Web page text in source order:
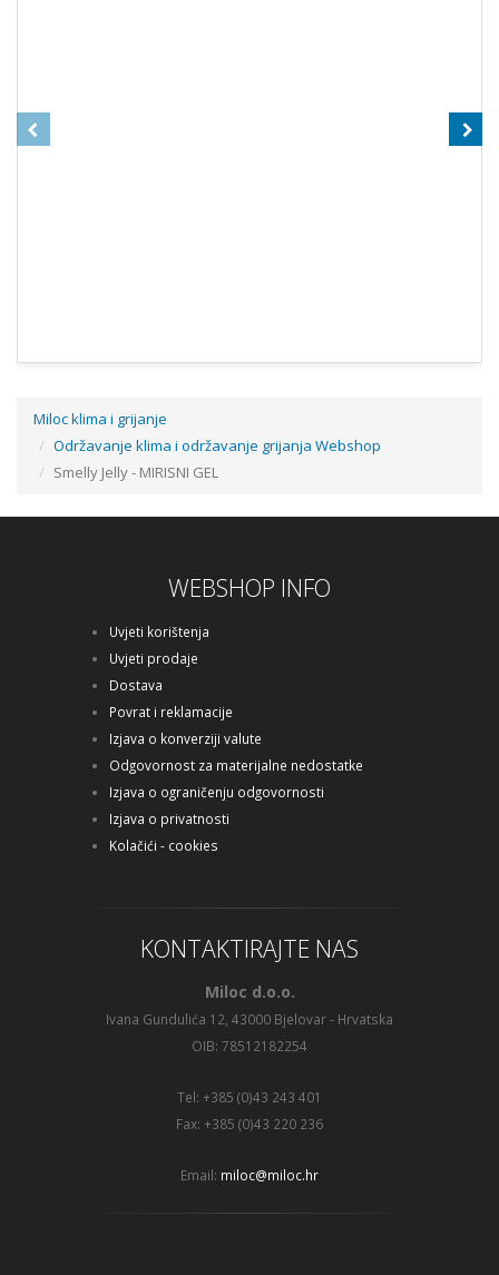
Miloc klima i grijanje
Održavanje klima i održavanje grijanja Webshop
Smelly Jelly - MIRISNI GEL
WEBSHOP INFO
Uvjeti korištenja
Uvjeti prodaje
Dostava
Povrat i reklamacije
Izjava o konverziji valute
Odgovornost za materijalne nedostatke
Izjava o ograničenju odgovornosti
Izjava o privatnosti
Kolačići - cookies
KONTAKTIRAJTE NAS
Miloc d.o.o.
Ivana Gundulića 12, 43000 Bjelovar - Hrvatska
OIB: 78512182254
Tel: +385 (0)43 243 401
Fax: +385 (0)43 220 236
Email: miloc@miloc.hr